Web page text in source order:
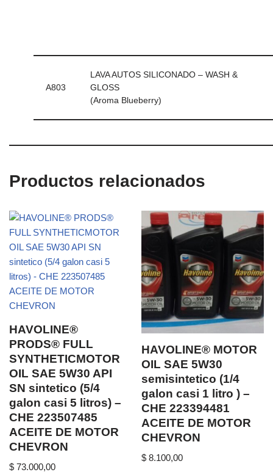
A803
LAVA AUTOS SILICONADO – WASH &
GLOSS
(Aroma Blueberry)
Productos relacionados
HAVOLINE®
PRODS® FULL
SYNTHETICMOTOR
OIL SAE 5W30 API
SN sintetico (5/4
galon casi 5 litros) –
CHE 223507485
ACEITE DE MOTOR
CHEVRON
$ 73.000,00
HAVOLINE® MOTOR
OIL SAE 5W30
semisintetico (1/4
galon casi 1 litro ) –
CHE 223394481
ACEITE DE MOTOR
CHEVRON
$ 8.100,00